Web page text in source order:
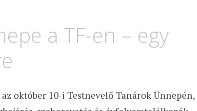
a TF-en – egy
október 10-i Testnevelő Tanárok Ünnepén,